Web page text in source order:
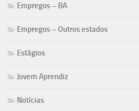
Empregos – BA
Empregos – Outros estados
Estágios
Jovem Aprendiz
Notícias